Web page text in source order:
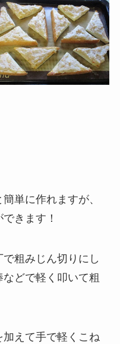
単に作れますが、
きます！
粗みじん切りにし
どで軽く叩いて粗
えて手で軽くこね